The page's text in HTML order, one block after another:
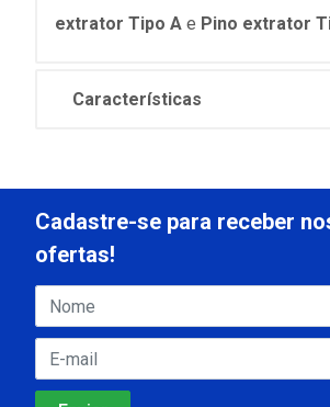
extrator Tipo A e Pino extrator
Características
Cadastre-se para receber
ofertas!